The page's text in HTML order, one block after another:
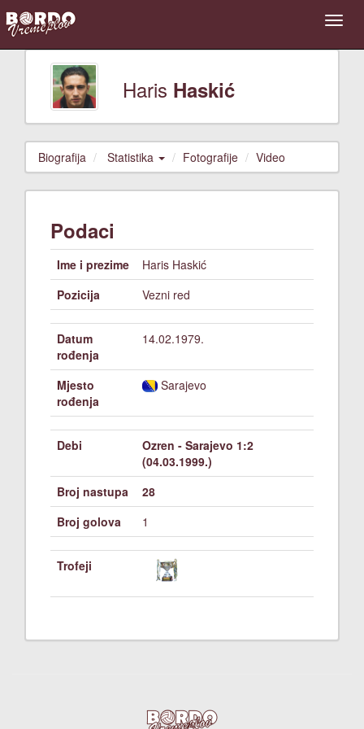
Haris Haskić
Biografija Statistika Fotografije Video
Podaci
Ime i prezime
Haris Haskić
Pozicija
Vezni red
Datum
rođenja
14.02.1979.
Mjesto
rođenja
Sarajevo
Debi
Ozren - Sarajevo 1:2
(04.03.1999.)
Broj nastupa
28
Broj golova
1
Trofeji